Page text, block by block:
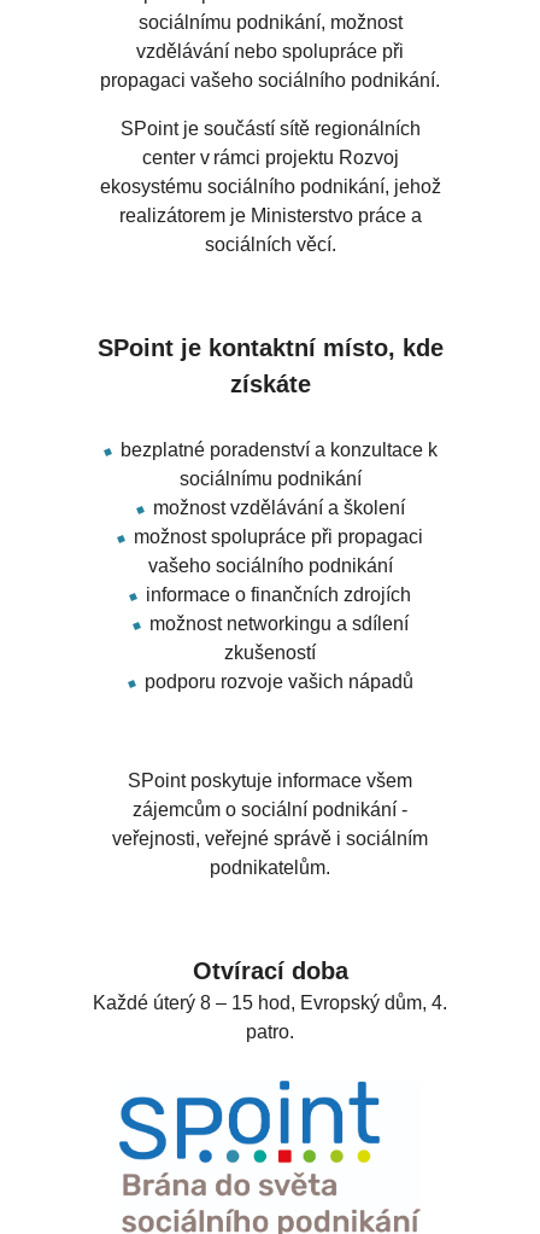
sociálnímu podnikání, možnost
vzdělávání nebo spolupráce při
propagaci vašeho sociálního podnikání.
SPoint je součástí sítě regionálních
center v rámci projektu Rozvoj
ekosystému sociálního podnikání, jehož
realizátorem je Ministerstvo práce a
sociálních věcí.
SPoint je kontaktní místo, kde
získáte
bezplatné poradenství a konzultace k
sociálnímu podnikání
možnost vzdělávání a školení
možnost spolupráce při propagaci
vašeho sociálního podnikání
informace o finančních zdrojích
možnost networkingu a sdílení
zkušeností
podporu rozvoje vašich nápadů
SPoint poskytuje informace všem
zájemcům o sociální podnikání -
veřejnosti, veřejné správě i sociálním
podnikatelům.
Otvírací doba
Každé úterý 8 – 15 hod, Evropský dům, 4.
patro.